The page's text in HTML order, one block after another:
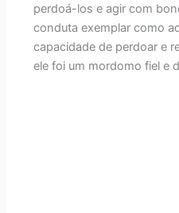
perdoá-los e agir com
conduta exemplar como
capacidade de perdoar e
ele foi um mordomo fiel e